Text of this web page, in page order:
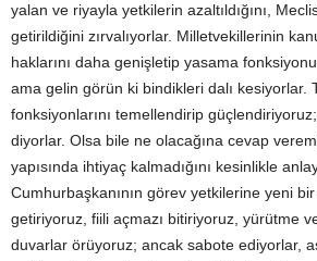
yalan ve riyayla yetkilerin azaltıldığını,
getirildiğini zırvalıyorlar. Milletvekillerinin
haklarını daha genişletip yasama
ama gelin görün ki bindikleri dalı kesiyorlar.
fonksiyonlarını temellendirip
diyorlar. Olsa bile ne olacağına cevap
yapısında ihtiyaç kalmadığını kesinlikle
Cumhurbaşkanının görev yetkilerine yeni
getiriyoruz, fiili açmazı bitiriyoruz, yürütme
duvarlar örüyoruz; ancak sabote ediyorlar,